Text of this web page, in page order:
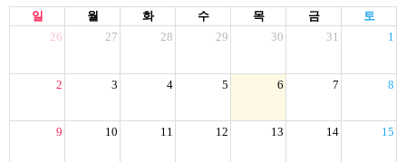
일 월 화 수 목 금
토
26
27 28 29 30 31 1
2 3 4 5 6 7 8
9 10 11 12 13 14 15